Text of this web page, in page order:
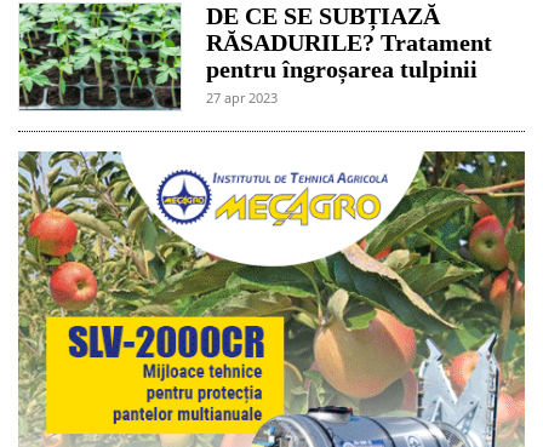
DE CE SE SUBȚIAZĂ
RĂSADURILE? Tratament
pentru îngroșarea tulpinii
27 apr 2023